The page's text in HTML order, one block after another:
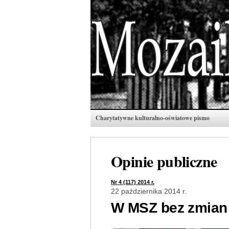
Charytatywne kulturalno-oświatowe pismo
Opinie publiczne
Nr 4 (117) 2014 r.
22 października 2014 r.
W MSZ bez zmian